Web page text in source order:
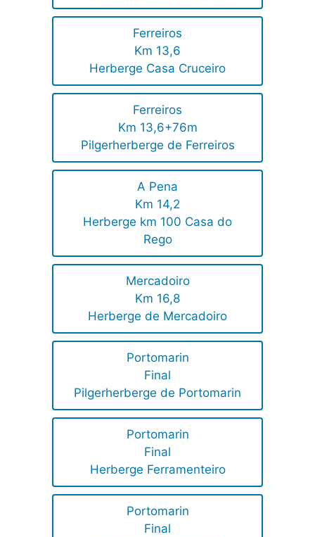
Ferreiros
Km 13,6
Herberge Casa Cruceiro
Ferreiros
Km 13,6+76m
Pilgerherberge de Ferreiros
A Pena
Km 14,2
Herberge km 100 Casa do
Rego
Mercadoiro
Km 16,8
Herberge de Mercadoiro
Portomarin
Final
Pilgerherberge de Portomarin
Portomarin
Final
Herberge Ferramenteiro
Portomarin
Final